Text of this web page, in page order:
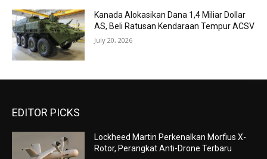
Kanada Alokasikan Dana 1,4 Miliar Dollar
AS, Beli Ratusan Kendaraan Tempur ACSV
July 20, 2026
EDITOR PICKS
Lockheed Martin Perkenalkan Morfius X-
Rotor, Perangkat Anti-Drone Terbaru